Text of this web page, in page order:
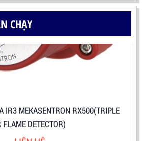
CHẠY
LIÊN HỆ
Mã sản phẩm: RX500